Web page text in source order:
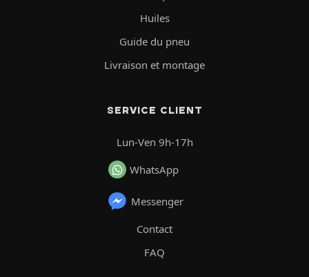
Huiles
Guide du pneu
Livraison et montage
SERVICE CLIENT
Lun-Ven 9h-17h
WhatsApp
Messenger
Contact
FAQ